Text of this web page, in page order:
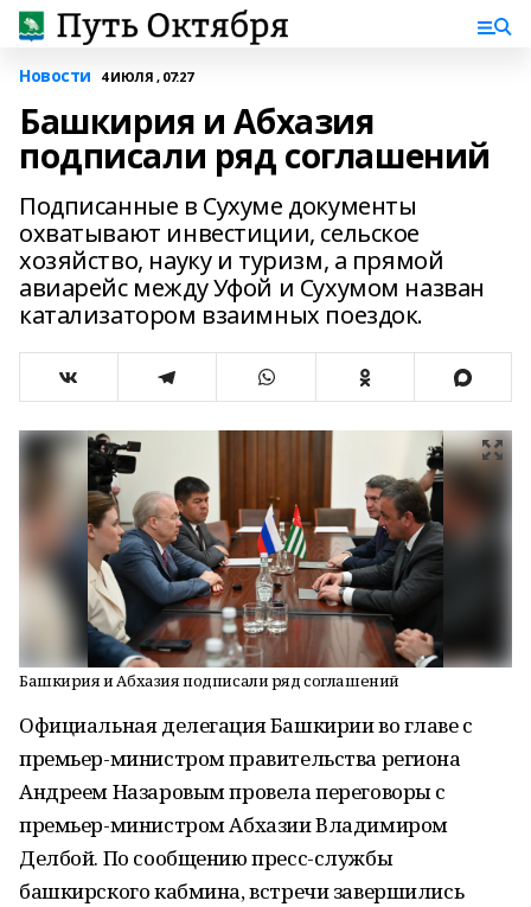
Новости 4 ИЮЛЯ , 07:27
Башкирия и Абхазия
подписали ряд соглашений
Подписанные в Сухуме документы
охватывают инвестиции, сельское
хозяйство, науку и туризм, а прямой
авиарейс между Уфой и Сухумом назван
катализатором взаимных поездок.
Башкирия и Абхазия подписали ряд соглашений
Официальная делегация Башкирии во главе с
премьер-министром правительства региона
Андреем Назаровым провела переговоры с
премьер-министром Абхазии Владимиром
Делбой. По сообщению пресс-службы
башкирского кабмина, встречи завершились